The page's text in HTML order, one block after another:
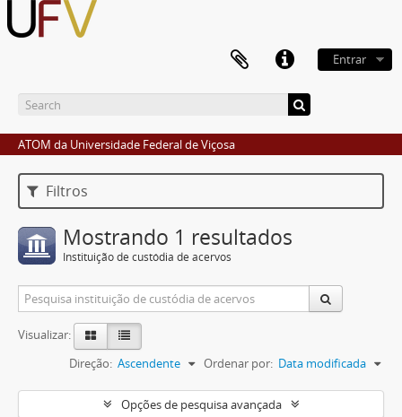
Entrar
ATOM da Universidade Federal de Viçosa
Filtros
Mostrando 1 resultados
Instituição de custódia de acervos
Visualizar:
Ordenar por: Data modificada
Direção: Ascendente
Opções de pesquisa avançada